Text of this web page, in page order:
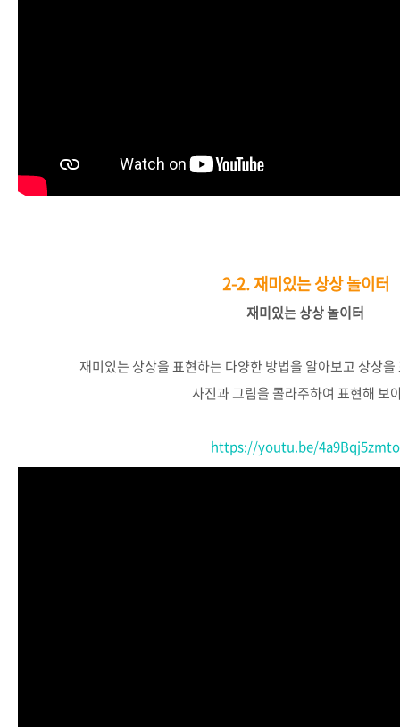
2-2.재미있는 상상 놀이터
재미있는상상놀이터
재미있는 상상을표현하는 다양한 방법을 알아보고 상상을
사진과그림을콜라주하여 표현해보
https://youtu.be/4a9Bqj5zmto